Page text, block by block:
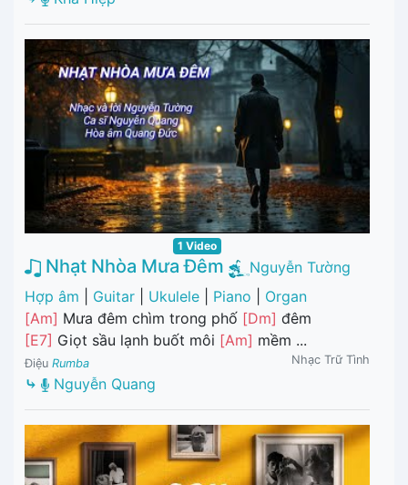
1 Video
Nhạt Nhòa Mưa Đêm
Nguyễn Tường
Hợp âm
Guitar Ukulele Piano
Organ
[Am] Mưa đêm chìm trong phố [Dm] đêm
[E7] Giọt sầu lạnh buốt môi [Am] mềm ...
Điệu Rumba Nhạc Trữ Tình
⤷ Nguyễn Quang